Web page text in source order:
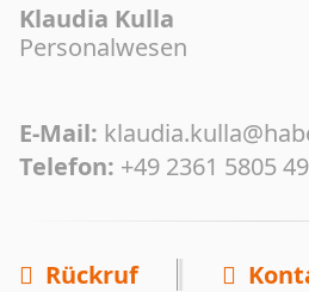
Klaudia Kulla
Personalwesen
E-Mail:
Telefon: +49 2361 5805
Rückruf